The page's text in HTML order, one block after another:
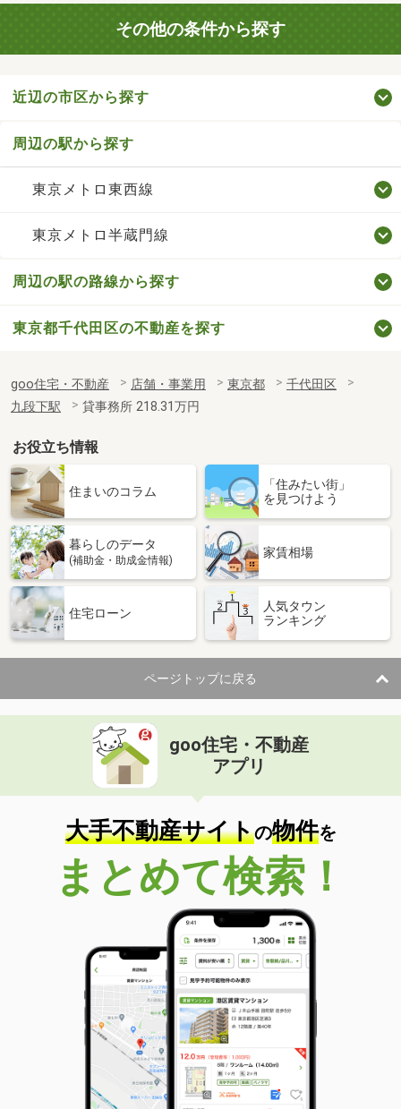
その他の条件から探す
近辺の市区から探す
周辺の駅から探す
東京メトロ東西線
東京メトロ半蔵門線
周辺の駅の路線から探す
東京都千代田区の不動産を探す
goo住宅・不動産 店舗・事業用 東京都
千代田区
九段下駅
貸事務所 218.31万円
お役立ち情報
住まいのコラム
「住みたい街」
を見つけよう
暮らしのデータ
(補助金・助成金情報)
家賃相場
住宅ローン
人気タウン
ランキング
ページトップに戻る
goo住宅・不動産
アプリ
大手不動産サイトの物件を
まとめて検索！